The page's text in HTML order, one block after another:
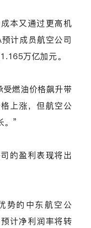
本又通过更高机
计成员航空公司
万亿加元。
燃油价格飙升带
上涨，但航空公
。”
的盈利表现将出
势的中东航空公
计净利润率将转